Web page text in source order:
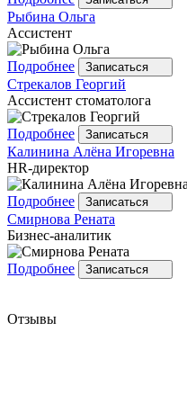
Рыбина Ольга
Ассистент
Подробнее Записаться
Стрекалов Георгий
Ассистент стоматолога
Подробнее Записаться
Калинина Алёна Игоревна
HR-директор
Подробнее Записаться
Смирнова Рената
Бизнес-аналитик
Подробнее Записаться
Отзывы